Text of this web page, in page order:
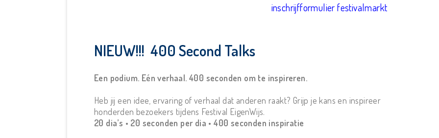
inschrijfformulier festivalmarkt
NIEUW!!! 400 Second Talks
Een podium. Eén verhaal. 400 seconden om te inspireren.
Heb jij een idee, ervaring of verhaal dat anderen raakt? Grijp je kans en inspireer
honderden bezoekers tijdens Festival EigenWijs.
20 dia’s • 20 seconden per dia • 400 seconden inspiratie